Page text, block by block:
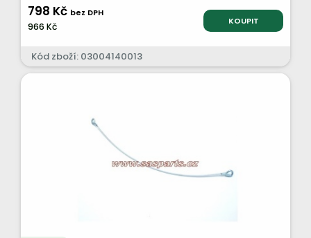
798 Kč bez DPH
966 Kč KOUPIT
Kód zboží: 03004140013